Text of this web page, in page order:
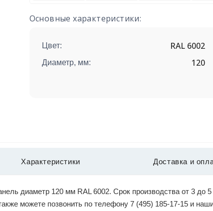
Основные характеристики:
Цвет: RAL 6002
Диаметр, мм: 120
Характеристики Доставка и
диаметр 120 мм RAL 6002. Срок производства от 3 до
можете позвонить по телефону 7 (495) 185-17-15 и